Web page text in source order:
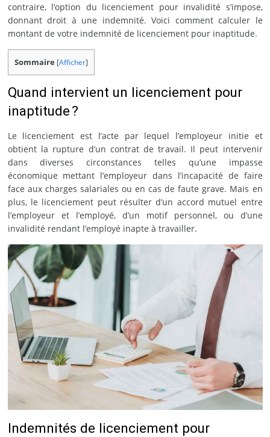
contraire, l’option du licenciement pour invalidité s’impose,
donnant droit à une indemnité. Voici comment calculer le
montant de votre indemnité de licenciement pour inaptitude.
Sommaire [Afficher]
Quand intervient un licenciement pour
inaptitude ?
Le licenciement est l’acte par lequel l’employeur initie et
obtient la rupture d’un contrat de travail. Il peut intervenir
dans diverses circonstances telles qu’une impasse
économique mettant l’employeur dans l’incapacité de faire
face aux charges salariales ou en cas de faute grave. Mais en
plus, le licenciement peut résulter d’un accord mutuel entre
l’employeur et l’employé, d’un motif personnel, ou d’une
invalidité rendant l’employé inapte à travailler.
Indemnités de licenciement pour